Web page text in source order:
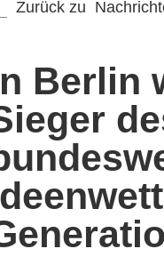
Zurück zu
Berlin